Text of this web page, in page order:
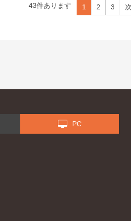
43件あります 1 2 3
PC